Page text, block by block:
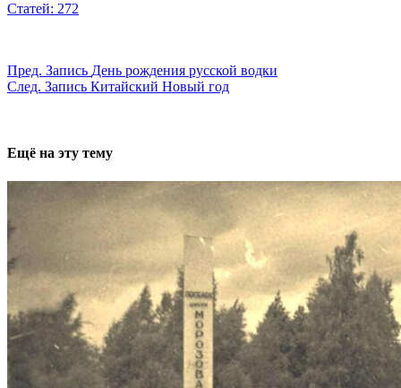
Статей: 272
Пред. Запись День рождения русской водки
След. Запись Китайский Новый год
Ещё на эту тему